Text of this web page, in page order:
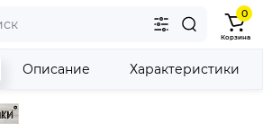
0
Корзина
Описание Характеристики